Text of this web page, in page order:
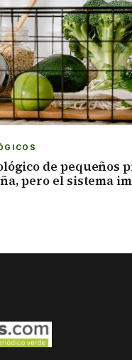
de pequeños
pero el sistema